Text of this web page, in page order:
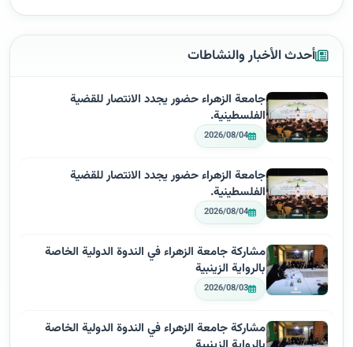
أحدث الأخبار والنشاطات
جامعة الزهراء حضور يجدد الانتصار للقضية
الفلسطينية.
2026/08/04
جامعة الزهراء حضور يجدد الانتصار للقضية
الفلسطينية.
2026/08/04
مشاركة جامعة الزهراء في الندوة الدولية الخاصة
بالرواية الزينبية
2026/08/03
مشاركة جامعة الزهراء في الندوة الدولية الخاصة